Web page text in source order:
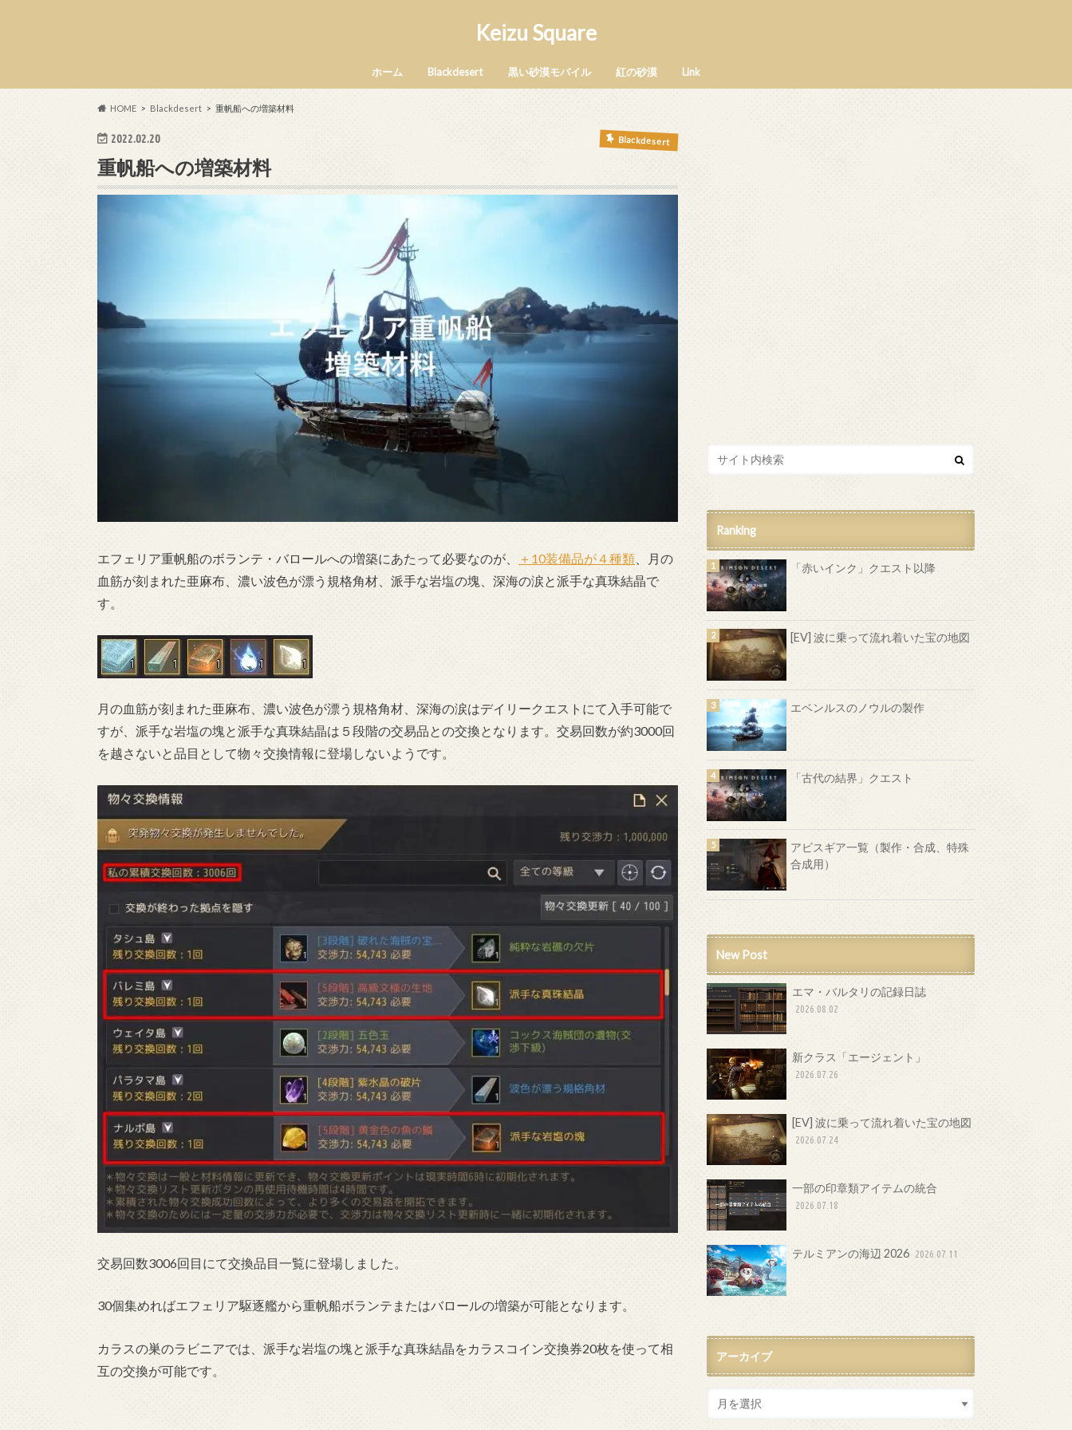
Keizu Square
ホーム Blackdesert 黒い砂漠モバイル 紅の砂漠 Link
HOME Blackdesert 重帆船への増築材料
2022.02.20 Blackdesert
重帆船への増築材料
エフェリア重帆船のボランテ・バロールへの増築にあたって必要なのが、 ＋10装備品が４種類 、月の
血筋が刻まれた亜麻布、濃い波色が漂う規格角材、派手な岩塩の塊、深海の涙と派手な真珠結晶で
す。
月の血筋が刻まれた亜麻布、濃い波色が漂う規格角材、深海の涙はデイリークエストにて入手可能で
すが、派手な岩塩の塊と派手な真珠結晶は５段階の交易品との交換となります。交易回数が約3000回
を越さないと品目として物々交換情報に登場しないようです。
交易回数3006回目にて交換品目一覧に登場しました。
30個集めればエフェリア駆逐艦から重帆船ボランテまたはバロールの増築が可能となります。
カラスの巣のラビニアでは、派手な岩塩の塊と派手な真珠結晶をカラスコイン交換券20枚を使って相
互の交換が可能です。
Ranking
「赤いインク」クエスト以降
[EV] 波に乗って流れ着いた宝の地図
エベンルスのノウルの製作
「古代の結界」クエスト
アビスギア一覧（製作・合成、特殊
合成用）
New Post
エマ・バルタリの記録日誌
2026.08.02
新クラス「エージェント」
2026.07.26
[EV] 波に乗って流れ着いた宝の地図
2026.07.24
一部の印章類アイテムの統合
2026.07.18
テルミアンの海辺 2026 2026.07.11
アーカイブ